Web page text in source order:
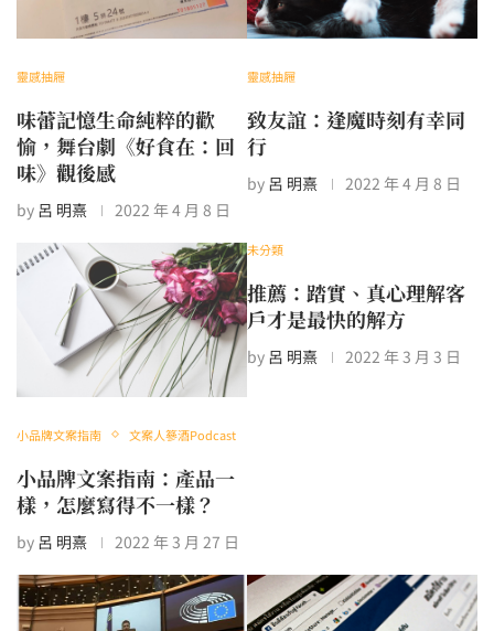
靈感抽屜
味蕾記憶生命純粹的歡
愉，舞台劇《好食在：回
味》觀後感
by 呂 明熹 2022 年 4 月 8 日
靈感抽屜
致友誼：逢魔時刻有幸同
行
by 呂 明熹 2022 年 4 月 8 日
小品牌文案指南 文案人篸酒Podcast
小品牌文案指南：產品一
樣，怎麼寫得不一樣？
by 呂 明熹 2022 年 3 月 27 日
未分類
推薦：踏實、真心理解客
戶才是最快的解方
by 呂 明熹 2022 年 3 月 3 日